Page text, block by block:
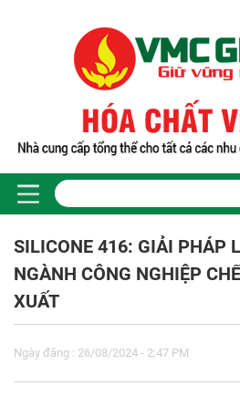
SILICONE 416: GIẢI PHÁP
NGÀNH CÔNG NGHIỆP
XUẤT
Ngày đăng : 26/08/2024 - 2:47 PM